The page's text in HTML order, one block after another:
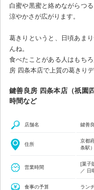
白蜜や黒蜜と絡めながらつ
涼やかさが広がります。
葛きりというと、日頃あま
んね。
食べたことがある人はもち
房 四条本店で上質の葛きり
鍵善良房 四条本店（祇園
時間など
店舗名 鍵善
住所
京都
条駅）
営業時間
[菓子
／ 日
食事の予算 ラン